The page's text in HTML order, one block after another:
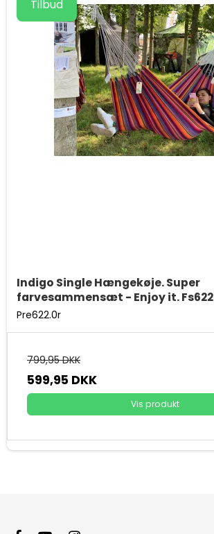
Tilbud
Indigo Single Hængekøje. Super
farvesammensæt - Enjoy it. Fs622
Pre622.0r
799,95 DKK
599,95 DKK
Vis produkt